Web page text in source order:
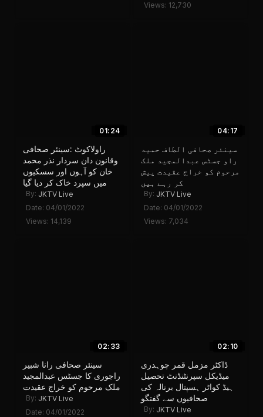
Views: 12,730
01:24
راولاکوٹ :سینئر صحافی
وقانون دان سردار نذر محمد
خان کو آہوں اور سسکیوں
میں سپرد خاک کر دیا گیا
By: JKTV Live
Date: 04/01/2022
Views: 14,139
04:17
سینئر صحافی الطاف حمید
راو جسٹس عبدالمجید ملک
مرحوم کو خراج عقیدت پیش
کر رہے ہیں
By: JKTV Live
Date: 04/01/2022
Views: 7,034
02:33
سینئر صحافی رانا شبیر
راجوری کا جسٹس عبدالمجید
ملک مرحوم کو خراج عقیدت
By: JKTV Live
Date: 04/01/2022
02:10
ڈاکٹر مزمل قمر چوہدری
میڈیکل سپرنٹنڈنٹ تحصیل
ہیڈ کواٹر ہسپتال برنالہ کی
صحافیوں سے گفتگو
By: JKTV Live